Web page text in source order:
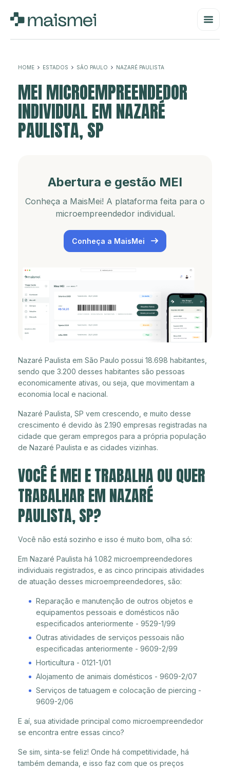
HOME ESTADOS SÃO PAULO NAZARÉ PAULISTA
MEI MICROEMPREENDEDOR
INDIVIDUAL EM NAZARÉ
PAULISTA, SP
Abertura e gestão MEI
Conheça a MaisMei! A plataforma feita para o
microempreendedor individual.
Conheça a MaisMei
Nazaré Paulista em São Paulo possui 18.698 habitantes,
sendo que 3.200 desses habitantes são pessoas
economicamente ativas, ou seja, que movimentam a
economia local e nacional.
Nazaré Paulista, SP vem crescendo, e muito desse
crescimento é devido às 2.190 empresas registradas na
cidade que geram empregos para a própria população
de Nazaré Paulista e as cidades vizinhas.
VOCÊ É MEI E TRABALHA OU QUER
TRABALHAR EM NAZARÉ
PAULISTA, SP?
Você não está sozinho e isso é muito bom, olha só:
Em Nazaré Paulista há 1.082 microempreendedores
individuais registrados, e as cinco principais atividades
de atuação desses microempreendedores, são:
Reparação e manutenção de outros objetos e
equipamentos pessoais e domésticos não
especificados anteriormente - 9529-1/99
Outras atividades de serviços pessoais não
especificadas anteriormente - 9609-2/99
Horticultura - 0121-1/01
Alojamento de animais domésticos - 9609-2/07
Serviços de tatuagem e colocação de piercing -
9609-2/06
E aí, sua atividade principal como microempreendedor
se encontra entre essas cinco?
Se sim, sinta-se feliz! Onde há competitividade, há
também demanda, e isso faz com que os preços